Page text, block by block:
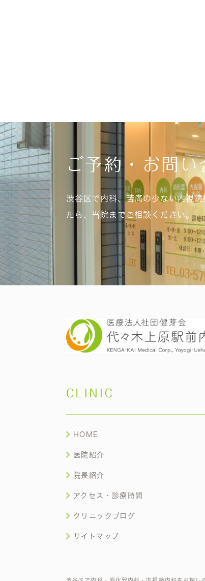
ご予約・お問い
渋谷区で内科、苦痛の少ない内視
たら、当院までご相談ください。
CLINIC
HOME
医院紹介
院長紹介
アクセス・診療時間
クリニックブログ
サイトマップ